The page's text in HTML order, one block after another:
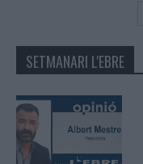
SETMANARI L'EBRE